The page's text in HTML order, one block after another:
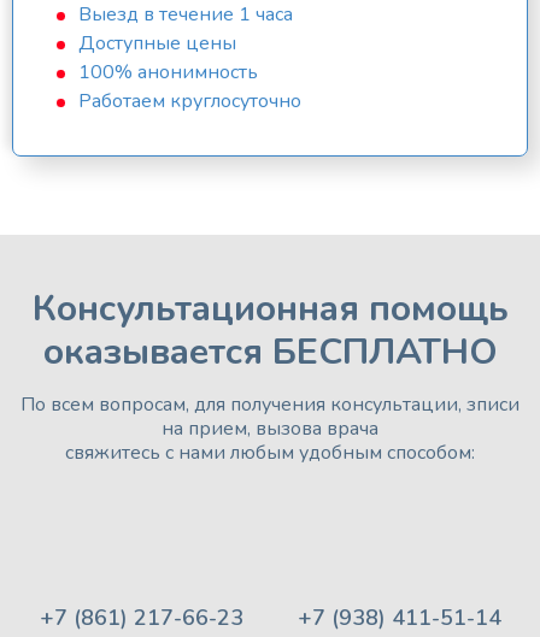
Выезд в течение 1 часа
Доступные цены
100% анонимность
Работаем круглосуточно
Консультационная помощь
оказывается БЕСПЛАТНО
По всем вопросам, для получения консультации, зписи
на прием, вызова врача
свяжитесь с нами любым удобным способом:
+7 (861) 217-66-23 +7 (938) 411-51-14